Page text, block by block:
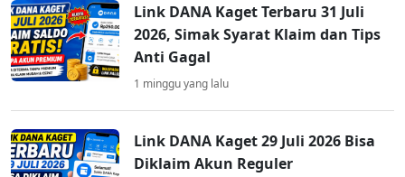
Link DANA Kaget Terbaru 31 Juli
2026, Simak Syarat Klaim dan Tips
Anti Gagal
1 minggu yang lalu
Link DANA Kaget 29 Juli 2026 Bisa
Diklaim Akun Reguler